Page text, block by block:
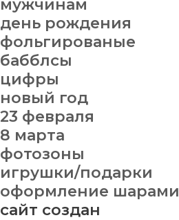
мужчинам
день рождения
фольгированые
бабблсы
цифры
новый год
23 февраля
8 марта
фотозоны
игрушки/подарки
оформление шарами
сайт создан